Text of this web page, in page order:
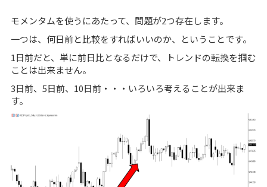
モメンタムを使うにあたって、問題が2つ存在します。
一つは、何日前と比較をすればいいのか、ということです。
1日前だと、単に前日比となるだけで、トレンドの転換を掴む
ことは出来ません。
3日前、5日前、10日前・・・いろいろ考えることが出来ま
す。